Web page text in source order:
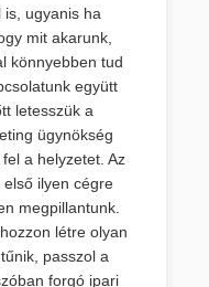
is, ugyanis ha
mit akarunk,
könnyebben tud
együtt
letesszük a
ügynökség
a helyzetet. Az
ilyen cégre
megpillantunk.
létre olyan
passzol a
forgó ipari